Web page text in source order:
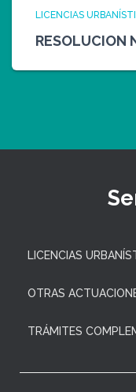
LICENCIAS
RESOLUCION
LICENCIAS
OTRAS
TRÁMITES